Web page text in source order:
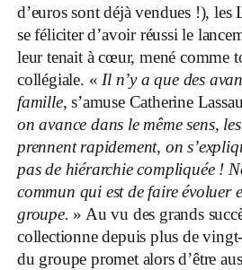
d’euros sont déjà vendues !), les
se féliciter d’avoir réussi le
leur tenait à cœur, mené comme
collégiale. « Il n’y a que des
famille, s’amuse Catherine
on avance dans le même sens,
prennent rapidement, on
pas de hiérarchie compliquée !
commun qui est de faire évoluer
groupe. » Au vu des grands
collectionne depuis plus de
du groupe promet alors d’être